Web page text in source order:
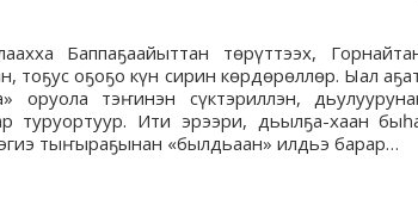
Баппаҕаайыттан төрүттээх,
тоҕус оҕоҕо күн сирин көрдөрөллөр. Ыал
оруола тэҥинэн сүктэриллэн,
туруортуур. Ити эрээри, дьылҕа-хаан
тыҥыраҕынан «былдьаан» илдьэ барар…